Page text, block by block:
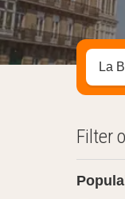
Filter